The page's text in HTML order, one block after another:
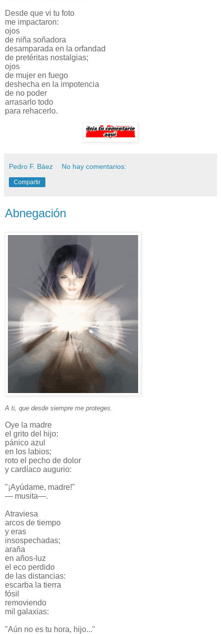
Desde que vi tu foto
me impactaron:
ojos
de niña soñadora
desamparada en la orfandad
de pretéritas nostalgias;
ojos
de mujer en fuego
deshecha en la impotencia
de no poder
arrasarlo todo
para rehacerlo.
Pedro F. Báez No hay comentarios:
Compartir
Abnegación
A ti, que desde siempre me proteges.
Oye la madre
el grito del hijo:
pánico azul
en los labios;
roto el pecho de dolor
y cardíaco augurio:
"¡Ayúdame, madre!"
— musita—.
Atraviesa
arcos de tiempo
y eras
insospechadas;
araña
en años-luz
el eco perdido
de las distancias:
escarba la tierra
fósil
removiendo
mil galaxias:
"Aún no es tu hora, hijo..."